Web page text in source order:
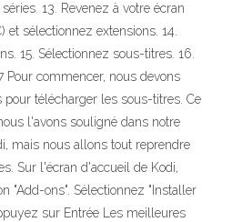
13. Revenez à votre écran
et sélectionnez extensions. 14.
15. Sélectionnez sous-titres. 16.
Pour commencer, nous devons
télécharger les sous-titres. Ce
l'avons souligné dans notre
mais nous allons tout reprendre
Sur l'écran d'accueil de Kodi,
"Add-ons". Sélectionnez "Installer
sur Entrée Les meilleures